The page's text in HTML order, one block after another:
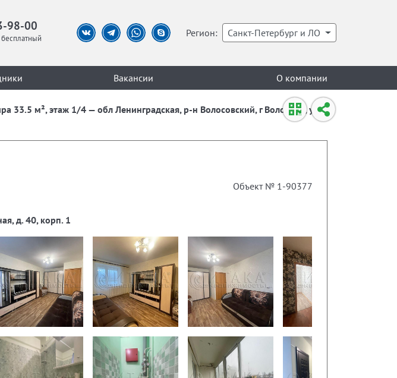
98-00 Регион: Санкт-Петербург и ЛО
Вакансии О компании
33.5 м², этаж 1/4 — обл Ленинградская, р-н Волосовский, г Волосово, ул
Объект № 1-90377
д. 40, корп. 1